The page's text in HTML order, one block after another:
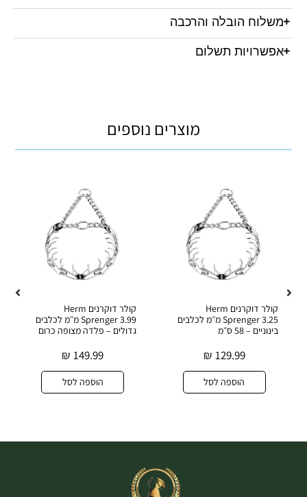
משלוח הובלה והרכבה
אפשרויות תשלום
מוצרים נוספים
קולר דוקרנים Herm
Sprenger 3.25 מ״מ לכלבים
בינוניים – 58 ס״מ
129.99
₪
הוספה לסל
קולר דוקרנים Herm
Sprenger 3.99 מ״מ לכלבים
גדולים – פלדה מצופה כרום
149.99
₪
הוספה לסל